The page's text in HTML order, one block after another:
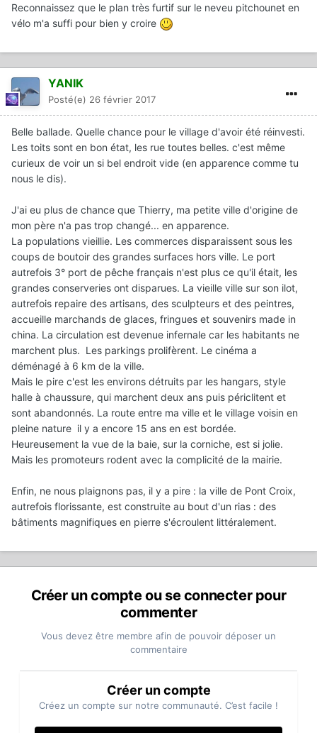
Reconnaissez que le plan très furtif sur le neveu pitchounet en
vélo m'a suffi pour bien y croire
YANIK
Posté(e) 26 février 2017
Belle ballade. Quelle chance pour le village d'avoir été réinvesti.
Les toits sont en bon état, les rue toutes belles. c'est même
curieux de voir un si bel endroit vide (en apparence comme tu
nous le dis).
J'ai eu plus de chance que Thierry, ma petite ville d'origine de
mon père n'a pas trop changé... en apparence.
La populations vieillie. Les commerces disparaissent sous les
coups de boutoir des grandes surfaces hors ville. Le port
autrefois 3° port de pêche français n'est plus ce qu'il était, les
grandes conserveries ont disparues. La vieille ville sur son ilot,
autrefois repaire des artisans, des sculpteurs et des peintres,
accueille marchands de glaces, fringues et souvenirs made in
china. La circulation est devenue infernale car les habitants ne
marchent plus. Les parkings prolifèrent. Le cinéma a
déménagé à 6 km de la ville.
Mais le pire c'est les environs détruits par les hangars, style
halle à chaussure, qui marchent deux ans puis périclitent et
sont abandonnés. La route entre ma ville et le village voisin en
pleine nature il y a encore 15 ans en est bordée.
Heureusement la vue de la baie, sur la corniche, est si jolie.
Mais les promoteurs rodent avec la complicité de la mairie.
Enfin, ne nous plaignons pas, il y a pire : la ville de Pont Croix,
autrefois florissante, est construite au bout d'un rias : des
bâtiments magnifiques en pierre s'écroulent littéralement.
Créer un compte ou se connecter pour
commenter
Vous devez être membre afin de pouvoir déposer un
commentaire
Créer un compte
Créez un compte sur notre communauté. C’est facile !